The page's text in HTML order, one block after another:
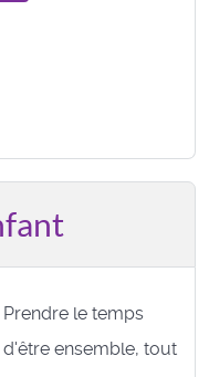
Prendre le temps
d'être ensemble, tout